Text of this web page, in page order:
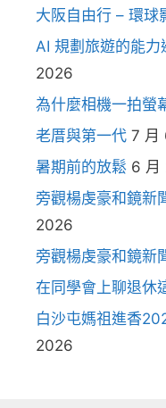
大阪自由行 – 環球
AI 規劃旅遊的能
2026
為什麼相機一拍螢
老厝與第一代 7 月
暑期前的放鬆 6 月
旁觀楊虔豪和鏡新
2026
旁觀楊虔豪和鏡新
在同學會上聊退休
白沙屯媽祖進香
2026